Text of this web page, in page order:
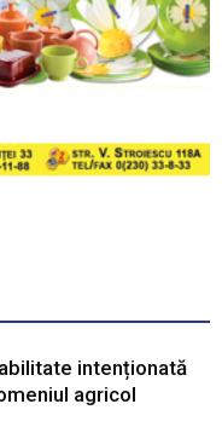
intenționată
agricol